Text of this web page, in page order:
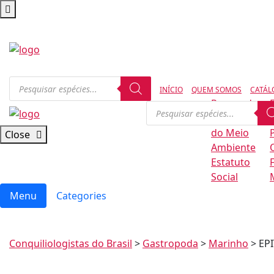
INÍCIO QUEM SOMOS
Regras de
Conservação
do Meio
Ambiente
Estatuto
Social
Close
Menu Categories
Conquiliologistas do Brasil > Gastropoda > Marinho >